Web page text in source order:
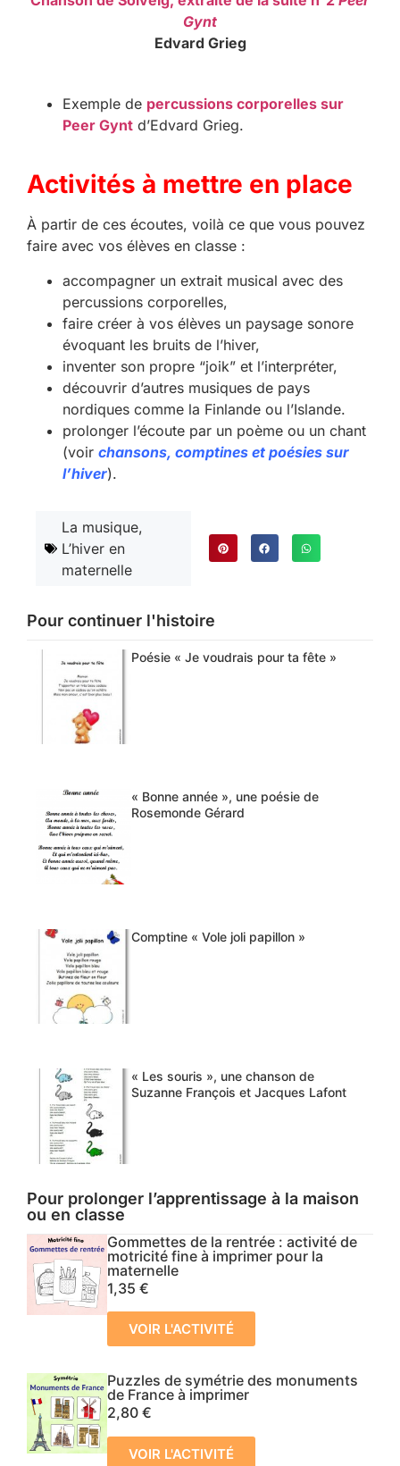
Gynt
Edvard Grieg
Exemple de percussions corporelles sur
Peer Gynt d’Edvard Grieg.
Activités à mettre en place
À partir de ces écoutes, voilà ce que vous pouvez
faire avec vos élèves en classe :
accompagner un extrait musical avec des
percussions corporelles,
faire créer à vos élèves un paysage sonore
évoquant les bruits de l’hiver,
inventer son propre “joik” et l’interpréter,
découvrir d’autres musiques de pays
nordiques comme la Finlande ou l’Islande.
prolonger l’écoute par un poème ou un chant
(voir chansons, comptines et poésies sur
l’hiver).
La musique,
L’hiver en
maternelle
Pour continuer l'histoire
Poésie « Je voudrais pour ta fête »
« Bonne année », une poésie de
Rosemonde Gérard
Comptine « Vole joli papillon »
« Les souris », une chanson de
Suzanne François et Jacques Lafont
Pour prolonger l’apprentissage à la maison
ou en classe
Gommettes de la rentrée : activité de
motricité fine à imprimer pour la
maternelle
1,35 €
VOIR L'ACTIVITÉ
Puzzles de symétrie des monuments
de France à imprimer
2,80 €
VOIR L'ACTIVITÉ